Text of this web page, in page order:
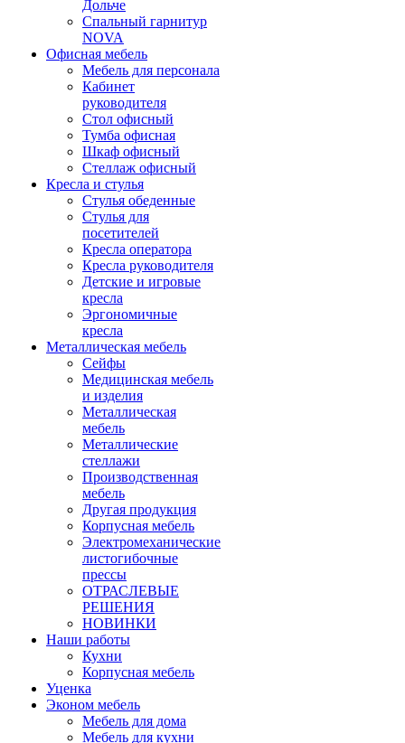
Дольче
Спальный гарнитур
NOVA
Офисная мебель
Мебель для персонала
Кабинет
руководителя
Стол офисный
Тумба офисная
Шкаф офисный
Стеллаж офисный
Кресла и стулья
Стулья обеденные
Стулья для
посетителей
Кресла оператора
Кресла руководителя
Детские и игровые
кресла
Эргономичные
кресла
Металлическая мебель
Сейфы
Медицинская мебель
и изделия
Металлическая
мебель
Металлические
стеллажи
Производственная
мебель
Другая продукция
Корпусная мебель
Электромеханические
листогибочные
прессы
ОТРАСЛЕВЫЕ
РЕШЕНИЯ
НОВИНКИ
Наши работы
Кухни
Корпусная мебель
Уценка
Эконом мебель
Мебель для дома
Мебель для кухни